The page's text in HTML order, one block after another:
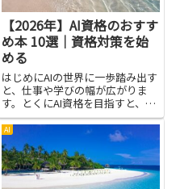
【2026年】AI資格のおすす
め本 10選｜資格対策を始
める
はじめにAIの世界に一歩踏み出す
と、仕事や学びの幅が広がりま
す。とくにAI資格を目指すと、基
礎から実践までを丁寧に整理して
くれる本が役立ちます。難しい用
語の説明が丁寧なものを選べば、
初めて触れる人でも道筋が見えや
すく、挫折しにくくなります。...
AI